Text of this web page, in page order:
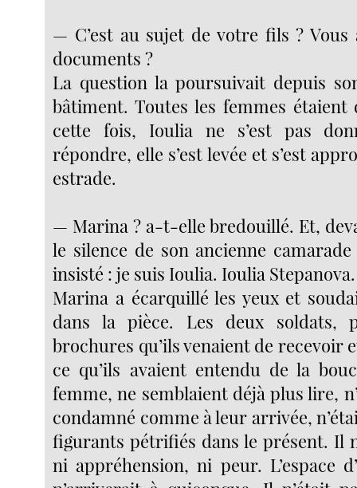
— C’est au sujet de votre fils ? Vous
documents ?
La question la poursuivait depuis
bâtiment. Toutes les femmes étaient
cette fois, Ioulia ne s’est pas
répondre, elle s’est levée et s’est
estrade.
— Marina ? a-t-elle bredouillé. Et,
le silence de son ancienne
insisté : je suis Ioulia. Ioulia
Marina a écarquillé les yeux et
dans la pièce. Les deux soldats,
brochures qu’ils venaient de recevoir
ce qu’ils avaient entendu de la
femme, ne semblaient déjà plus lire,
condamné comme à leur arrivée,
figurants pétri­fiés dans le présent. Il
ni appré­hension, ni peur. L’espace